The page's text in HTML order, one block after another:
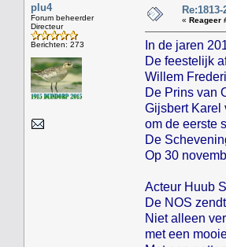
plu4
Forum beheerder
Directeur
Berichten: 273
« Reageer
In de jaren
De feestelijk
Willem
De Prins van
Gijsbert Karel
om de eerste
De
Op 30
Acteur Huub
De NOS
Niet alleen
met een